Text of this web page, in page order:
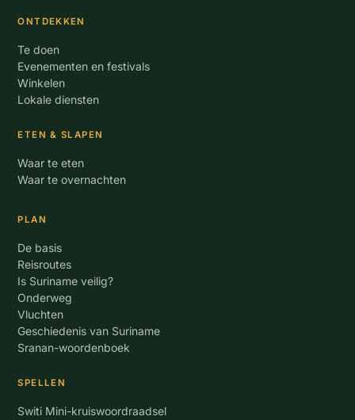
ONTDEKKEN
Te doen
Evenementen en festivals
Winkelen
Lokale diensten
ETEN & SLAPEN
Waar te eten
Waar te overnachten
PLAN
De basis
Reisroutes
Is Suriname veilig?
Onderweg
Vluchten
Geschiedenis van Suriname
Sranan-woordenboek
SPELLEN
Switi Mini-kruiswoordraadsel